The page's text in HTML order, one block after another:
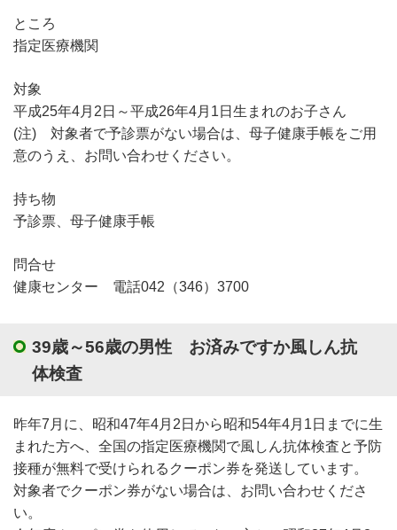
ところ
指定医療機関
対象
平成25年4月2日～平成26年4月1日生まれのお子さん
(注) 対象者で予診票がない場合は、母子健康手帳をご用
意のうえ、お問い合わせください。
持ち物
予診票、母子健康手帳
問合せ
健康センター 電話042（346）3700
39歳～56歳の男性 お済みですか風しん抗
体検査
昨年7月に、昭和47年4月2日から昭和54年4月1日までに生
まれた方へ、全国の指定医療機関で風しん抗体検査と予防
接種が無料で受けられるクーポン券を発送しています。
対象者でクーポン券がない場合は、お問い合わせくださ
い。